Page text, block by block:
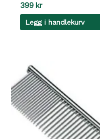
399 kr
Legg i handlekurv